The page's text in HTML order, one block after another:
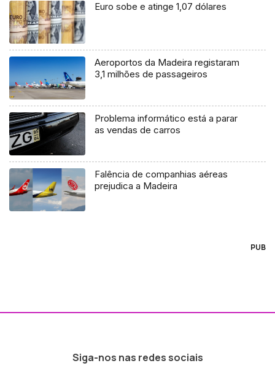
Euro sobe e atinge 1,07 dólares
Aeroportos da Madeira registaram
3,1 milhões de passageiros
Problema informático está a parar
as vendas de carros
Falência de companhias aéreas
prejudica a Madeira
PUB
Siga-nos nas redes sociais